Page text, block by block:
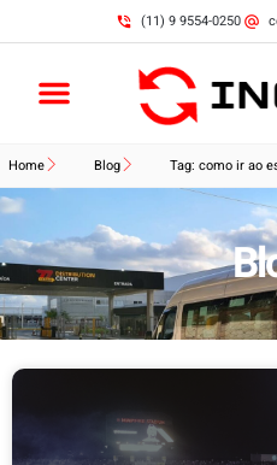
(11) 9 9554-0250
Home Blog Tag: como ir ao